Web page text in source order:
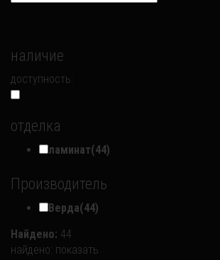
наличие
доступность:
отделка
ламинат(44)
Производитель
Верда(44)
Найдено: 44
найдено: показать